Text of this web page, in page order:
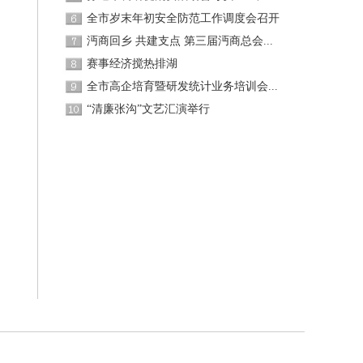
全市岁末年初安全防范工作调度会召开
沔商回乡 共建支点 第三届沔商总会...
赛事经济搅热排湖
全市高企培育暨研发统计业务培训会...
“清廉张沟”文艺汇演举行